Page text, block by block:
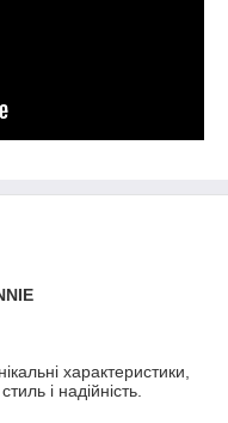
характеристики,
і надійність.